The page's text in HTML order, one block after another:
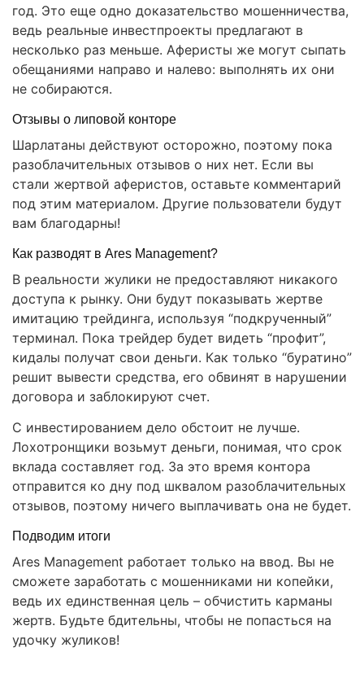
год. Это еще одно доказательство мошенничества,
ведь реальные инвестпроекты предлагают в
несколько раз меньше. Аферисты же могут сыпать
обещаниями направо и налево: выполнять их они
не собираются.
Отзывы о липовой конторе
Шарлатаны действуют осторожно, поэтому пока
разоблачительных отзывов о них нет. Если вы
стали жертвой аферистов, оставьте комментарий
под этим материалом. Другие пользователи будут
вам благодарны!
Как разводят в Ares Management?
В реальности жулики не предоставляют никакого
доступа к рынку. Они будут показывать жертве
имитацию трейдинга, используя “подкрученный”
терминал. Пока трейдер будет видеть “профит”,
кидалы получат свои деньги. Как только “буратино”
решит вывести средства, его обвинят в нарушении
договора и заблокируют счет.
С инвестированием дело обстоит не лучше.
Лохотронщики возьмут деньги, понимая, что срок
вклада составляет год. За это время контора
отправится ко дну под шквалом разоблачительных
отзывов, поэтому ничего выплачивать она не будет.
Подводим итоги
Ares Management работает только на ввод. Вы не
сможете заработать с мошенниками ни копейки,
ведь их единственная цель – обчистить карманы
жертв. Будьте бдительны, чтобы не попасться на
удочку жуликов!